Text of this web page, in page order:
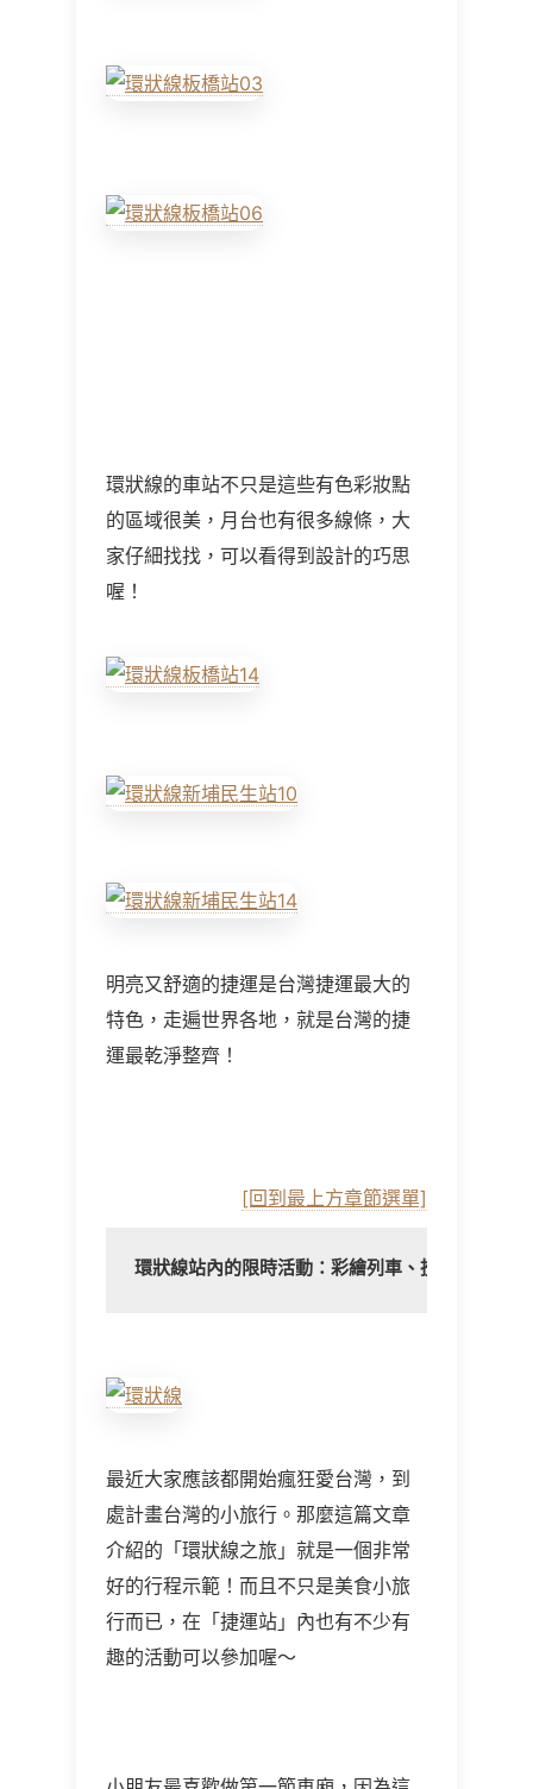
環狀線的車站不只是這些有色彩妝點
的區域很美，月台也有很多線條，大
家仔細找找，可以看得到設計的巧思
喔！
明亮又舒適的捷運是台灣捷運最大的
特色，走遍世界各地，就是台灣的捷
運最乾淨整齊！
[回到最上方章節選單]
環狀線站內的限時活動：彩繪列車、投影展覽＆
最近大家應該都開始瘋狂愛台灣，到
處計畫台灣的小旅行。那麼這篇文章
介紹的「環狀線之旅」就是一個非常
好的行程示範！而且不只是美食小旅
行而已，在「捷運站」內也有不少有
趣的活動可以參加喔～